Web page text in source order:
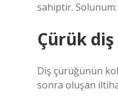
sahiptir.
Çürük
Diş çürüğünün
sonra oluşan